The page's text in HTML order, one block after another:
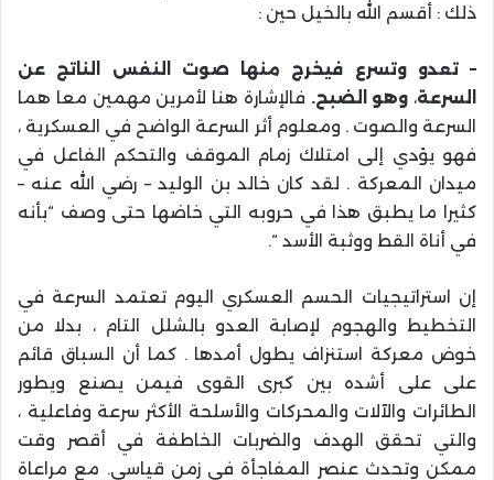
ذلك : أقسم الله بالخيل حين :
– تعدو وتسرع فيخرج منها صوت النفس الناتج عن
السرعة، وهو الضبح. فالإشارة هنا لأمرين مهمين معا هما
السرعة والصوت . ومعلوم أثر السرعة الواضح في العسكرية ،
فهو يؤدي إلى امتلاك زمام الموقف والتحكم الفاعل في
ميدان المعركة . لقد كان خالد بن الوليد – رضي الله عنه –
كثيرا ما يطبق هذا في حروبه التي خاضها حتى وصف “بأنه
في أناة القط ووثبة الأسد “.
إن استراتيجيات الحسم العسكري اليوم تعتمد السرعة في
التخطيط والهجوم لإصابة العدو بالشلل التام ، بدلا من
خوض معركة استنزاف يطول أمدها . كما أن السباق قائم
على على أشده بين كبرى القوى فيمن يصنع ويطور
الطائرات والآلات والمحركات والأسلحة الأكثر سرعة وفاعلية ،
والتي تحقق الهدف والضربات الخاطفة في أقصر وقت
ممكن وتحدث عنصر المفاجأة في زمن قياسي. مع مراعاة